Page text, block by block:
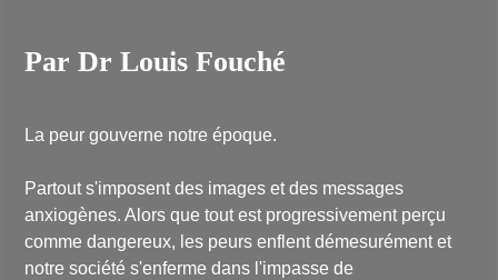
Par Dr Louis Fouché
La peur gouverne notre époque.
Partout s'imposent des images et des messages
anxiogènes. Alors que tout est progressivement perçu
comme dangereux, les peurs enflent démesurément et
notre société s'enferme dans l'impasse de